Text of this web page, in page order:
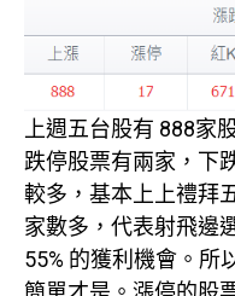
上週五台股有 888家
跌停股票有兩家，下
較多，基本上上禮拜
家數多，代表射飛邊
55% 的獲利機會。所